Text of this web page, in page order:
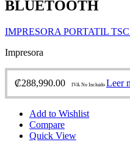
BLUETOOTH
IMPRESORA PORTATIL
Impresora
₡288,990.00 IVA No Incluido Leer
Add to Wishlist
Compare
Quick View